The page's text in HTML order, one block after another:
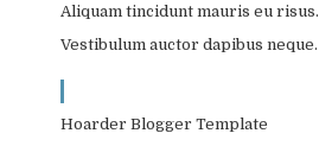
Aliquam tincidunt mauris eu risus.
Vestibulum auctor dapibus neque.
Hoarder Blogger Template